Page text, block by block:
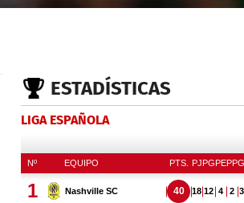
ESTADÍSTICAS
LIGA ESPAÑOLA